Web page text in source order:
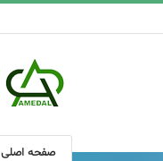
صفحه اصلی